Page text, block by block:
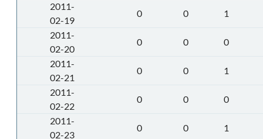
2011-
02-19
0 0
1
2011-
02-20
0 0
0
2011-
02-21
0 0
1
2011-
02-22
0 0
0
2011-
02-23
0 0
1